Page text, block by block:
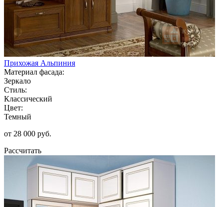
Прихожая Альпиния
Материал фасада:
Зеркало
Стиль:
Классический
Цвет:
Темный
от 28 000 руб.
Рассчитать